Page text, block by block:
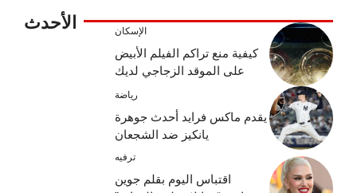
الأحدث الإسكان
كيفية منع تراكم الفيلم الأبيض
على الموقد الزجاجي لديك
رياضة
يقدم ماكس فرايد أحدث جوهرة
يانكيز ضد الشجعان
ترفيه
اقتباس اليوم بقلم جوين